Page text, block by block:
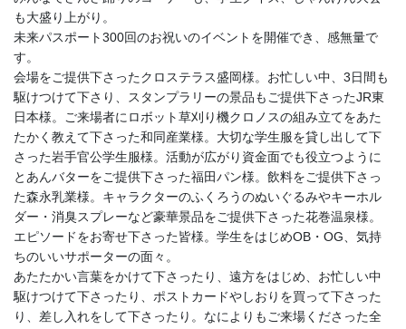
も大盛り上がり。
未来パスポート300回のお祝いのイベントを開催でき、感無量で
す。
会場をご提供下さったクロステラス盛岡様。お忙しい中、3日間も
駆けつけて下さり、スタンプラリーの景品もご提供下さったJR東
日本様。ご来場者にロボット草刈り機クロノスの組み立てをあた
たかく教えて下さった和同産業様。大切な学生服を貸し出して下
さった岩手官公学生服様。活動が広がり資金面でも役立つように
とあんバターをご提供下さった福田パン様。飲料をご提供下さっ
た森永乳業様。キャラクターのふくろうのぬいぐるみやキーホル
ダー・消臭スプレーなど豪華景品をご提供下さった花巻温泉様。
エピソードをお寄せ下さった皆様。学生をはじめOB・OG、気持
ちのいいサポーターの面々。
あたたかい言葉をかけて下さったり、遠方をはじめ、お忙しい中
駆けつけて下さったり、ポストカードやしおりを買って下さった
り、差し入れをして下さったり。なによりもご来場くださった全